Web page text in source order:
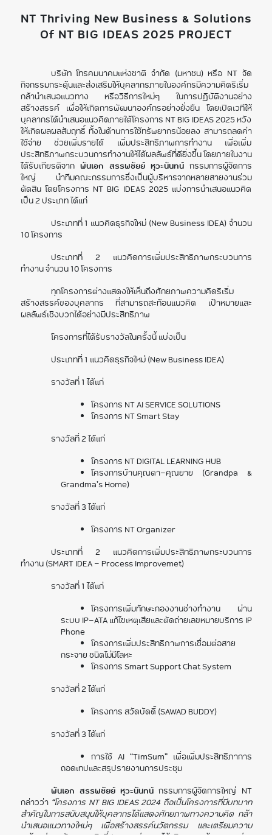
NT Thriving New Business & Solutions
Of NT BIG IDEAS 2025 PROJECT
บริษัท โทรคมนาคมแห่งชาติ จำกัด (มหาชน) หรือ NT จัด
กิจกรรมกระตุ้นและส่งเสริมให้บุคลากรภายในองค์กรมีความคิดริเริ่ม
กล้านำเสนอแนวทาง หรือวิธีการใหม่ๆ ในการปฏิบัติงานอย่าง
สร้างสรรค์ เพื่อให้เกิดการพัฒนาองค์กรอย่างยั่งยืน โดยเปิดเวทีให้
บุคลากรได้นำเสนอแนวคิดภายใต้โครงการ NT BIG IDEAS 2025 หวัง
ให้เกิดผลผลสัมฤทธิ์ ทั้งในด้านการใช้ทรัพยากรน้อยลง สามารถลดค่า
ใช้จ่าย ช่วยเพิ่มรายได้ เพิ่มประสิทธิภาพการทำงาน เพื่อเพิ่ม
ประสิทธิภาพกระบวนการทำงานให้ได้ผลลัพธ์ที่ดียิ่งขึ้น โดยภายในงาน
ได้รับเกียรติจาก พันเอก สรรพชัยย์ หุวะนันทน์กรรมการผู้จัดการ
ใหญ่ นำทีมคณะกรรมการซึ่งเป็นผู้บริหารจากหลายสายงานร่วม
ตัดสิน โดยโครงการ NT BIG IDEAS 2025 แบ่งการนำเสนอแนวคิด
เป็น 2 ประเภท ได้แก่
ประเภทที่ 1 แนวคิดธุรกิจใหม่ (New Business IDEA) จำนวน
10 โครงการ
ประเภทที่ 2 แนวคิดการเพิ่มประสิทธิภาพกระบวนการ
ทำงาน จำนวน 10 โครงการ
ทุกโครงการต่างแสดงให้เห็นถึงศักยภาพความคิดริเริ่ม
สร้างสรรค์ของบุคลากร ที่สามารถสะท้อนแนวคิด เป้าหมายและ
ผลลัพธ์เชิงบวกได้อย่างมีประสิทธิภาพ
โครงการที่ได้รับรางวัลในครั้งนี้ แบ่งเป็น
ประเภทที่ 1 แนวคิดธุรกิจใหม่ (New Business IDEA)
รางวัลที่ 1 ได้แก่
โครงการ NT AI SERVICE SOLUTIONS
โครงการ NT Smart Stay
รางวัลที่ 2 ได้แก่
โครงการ NT DIGITAL LEARNING HUB
โครงการบ้านคุณตา-คุณยาย (Grandpa &
Grandma’s Home)
รางวัลที่ 3 ได้แก่
โครงการ NT Organizer
ประเภทที่ 2 แนวคิดการเพิ่มประสิทธิภาพกระบวนการ
ทำงาน (SMART IDEA - Process Improvemet)
รางวัลที่ 1 ได้แก่
โครงการเพิ่มทักษะกองงานช่างทำงาน ผ่าน
ระบบ IP-ATA แก้ไขเหตุเสียและตัดถ่ายเลขหมายบริการ IP
Phone
โครงการเพิ่มประสิทธิภาพการเชื่อมต่อสาย
กระจาย ชนิดไม่มีโลหะ
โครงการ Smart Support Chat System
รางวัลที่ 2 ได้แก่
โครงการ สวัดบัดดี้ (SAWAD BUDDY)
รางวัลที่ 3 ได้แก่
การใช้ AI “TimSum” เพื่อเพิ่มประสิทธิภาการ
ถอดเทปและสรุปรายงานการประชุม
พันเอก สรรพชัยย์ หุวะนันทน์ กรรมการผู้จัดการใหญ่ NT
กล่าวว่า “โครงการ NT BIG IDEAS 2024 ถือเป็นโครงการที่มีบทบาท
สำคัญในการสนับสนุนให้บุคลากรได้แสดงศักยภาพทางความคิด กล้า
นำเสนอแนวทางใหม่ๆ เพื่อสร้างสรรค์นวัตกรรม และเตรียมความ